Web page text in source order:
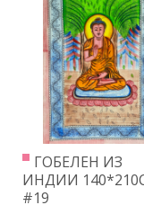
ГОБЕЛЕН ИЗ
ИНДИИ
#19